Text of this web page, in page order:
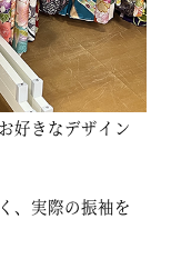
好きなデザイン
、実際の振袖を